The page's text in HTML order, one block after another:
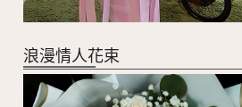
浪漫情人花束